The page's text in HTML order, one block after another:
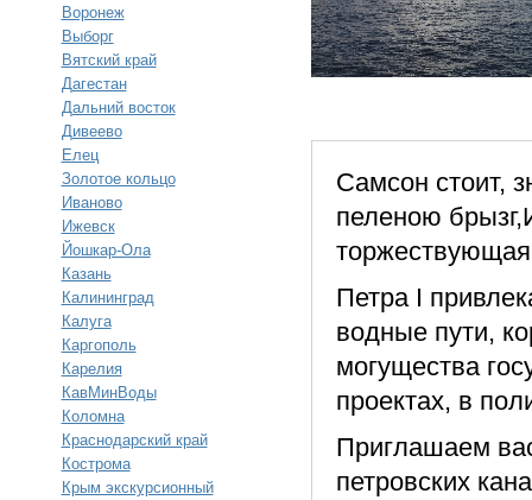
Воронеж
Выборг
Вятский край
Дагестан
Дальний восток
Дивеево
Елец
Золотое кольцо
Иваново
Ижевск
Йошкар-Ола
Казань
Калининград
Калуга
Каргополь
Карелия
КавМинВоды
Коломна
Краснодарский край
Кострома
Крым экскурсионный
Самсон стоит,
пеленою
Петра I
водные пути,
могущества
проектах, в
Приглашаем
петровских